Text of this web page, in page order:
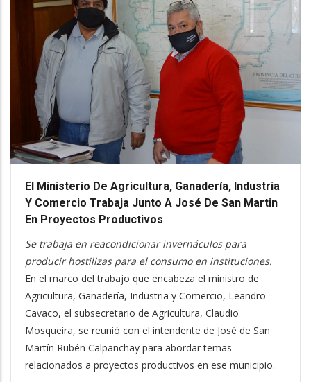
El Ministerio De Agricultura, Ganadería, Industria
Y Comercio Trabaja Junto A José De San Martin
En Proyectos Productivos
Se trabaja en reacondicionar invernáculos para
producir hostilizas para el consumo en instituciones.
En el marco del trabajo que encabeza el ministro de
Agricultura, Ganadería, Industria y Comercio, Leandro
Cavaco, el subsecretario de Agricultura, Claudio
Mosqueira, se reunió con el intendente de José de San
Martín Rubén Calpanchay para abordar temas
relacionados a proyectos productivos en ese municipio.